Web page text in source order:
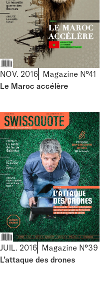
NOV. 2016 Magazine N°41
Le Maroc accélère
JUIL. 2016 Magazine N°39
L’attaque des drones